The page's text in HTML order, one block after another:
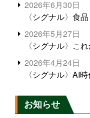
2026年6月30日
〈シグナル〉食
2026年5月27日
〈シグナル〉こ
2026年4月24日
〈シグナル〉AI
お知らせ